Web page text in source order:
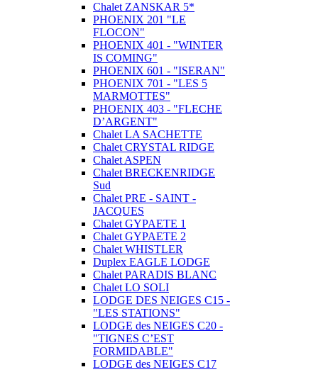
Chalet ZANSKAR 5*
PHOENIX 201 "LE
FLOCON"
PHOENIX 401 - "WINTER
IS COMING"
PHOENIX 601 - "ISERAN"
PHOENIX 701 - "LES 5
MARMOTTES"
PHOENIX 403 - "FLECHE
D’ARGENT"
Chalet LA SACHETTE
Chalet CRYSTAL RIDGE
Chalet ASPEN
Chalet BRECKENRIDGE
Sud
Chalet PRE - SAINT -
JACQUES
Chalet GYPAETE 1
Chalet GYPAETE 2
Chalet WHISTLER
Duplex EAGLE LODGE
Chalet PARADIS BLANC
Chalet LO SOLI
LODGE DES NEIGES C15 -
"LES STATIONS"
LODGE des NEIGES C20 -
"TIGNES C’EST
FORMIDABLE"
LODGE des NEIGES C17